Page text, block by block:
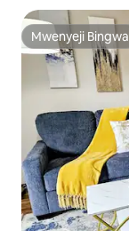
Mwenyeji Bingwa
Mwenyeji Bingwa